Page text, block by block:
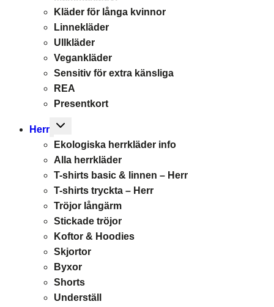
Kläder för långa kvinnor
Linnekläder
Ullkläder
Vegankläder
Sensitiv för extra känsliga
REA
Presentkort
Herr
Toggle
menu
Ekologiska herrkläder info
Alla herrkläder
T-shirts basic & linnen – Herr
T-shirts tryckta – Herr
Tröjor långärm
Stickade tröjor
Koftor & Hoodies
Skjortor
Byxor
Shorts
Underställ